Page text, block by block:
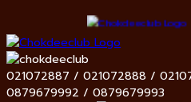
021072887 / 021072888 /
0879679992 / 0879679993